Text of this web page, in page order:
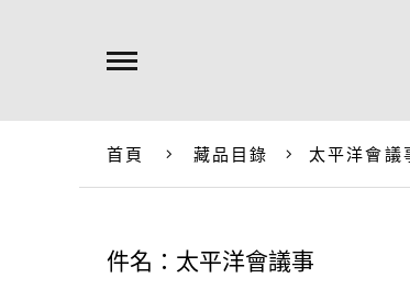
首頁 藏品目錄 太平洋會議
件名：太平洋會議事